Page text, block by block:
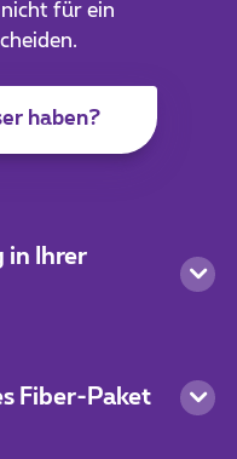
für ein
haben?
in Ihrer
Fiber-Paket